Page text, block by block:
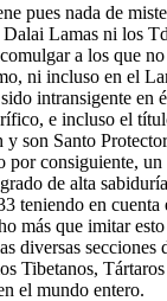
nada de
Lamas ni los
a los que
ni incluso en el
intransigente
e incluso el
son Santo
por consiguiente,
de alta
teniendo en cuenta
que imitar esto
diversas
Tibetanos,
el mundo entero.